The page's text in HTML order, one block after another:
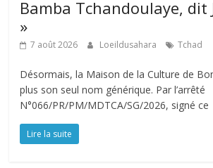
Bamba Tchandoulaye, dit
»
7 août 2026 Loeildusahara Tchad
Désormais, la Maison de la Culture de
plus son seul nom générique. Par l’arrêté
N°066/PR/PM/MDTCA/SG/2026, signé ce
Lire la suite